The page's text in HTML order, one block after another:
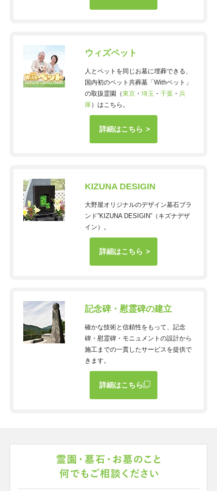
ウィズペット
人とペットを同じお墓に埋葬できる、
国内初のペット共葬墓「Withペット」
の取扱霊園（東京・ 埼玉 ・ 千葉・ 兵
庫）はこちら。
詳細はこちら
KIZUNA DESIGIN
大野屋オリジナルのデザイン墓石ブラ
ンド”KIZUNA DESIGIN”（キズナデザ
イン）。
詳細はこちら
記念碑・慰霊碑の建立
確かな技術と信頼性をもって、記念
碑・慰霊碑・モニュメントの設計から
施工までの一貫したサービスを提供で
きます。
詳細はこちら